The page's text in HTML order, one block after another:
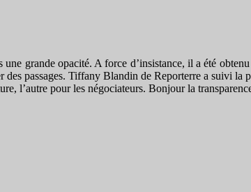
grande opacité. A force d’insistance, il a été
passages. Tiffany Blandin de Reporterre a suivi
l’autre pour les négociateurs. Bonjour la